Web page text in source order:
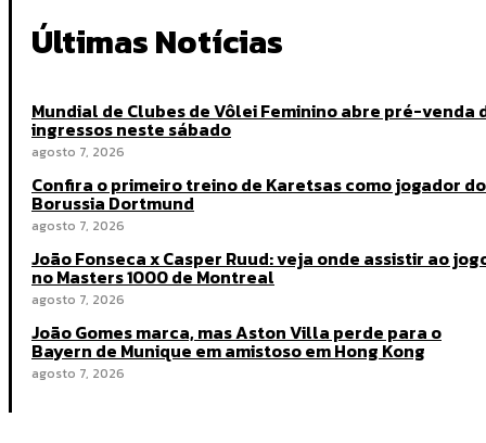
Últimas Notícias
Mundial de Clubes de Vôlei Feminino abre pré-venda
ingressos neste sábado
agosto 7, 2026
Confira o primeiro treino de Karetsas como jogador do
Borussia Dortmund
agosto 7, 2026
João Fonseca x Casper Ruud: veja onde assistir ao
no Masters 1000 de Montreal
agosto 7, 2026
João Gomes marca, mas Aston Villa perde para o
Bayern de Munique em amistoso em Hong Kong
agosto 7, 2026